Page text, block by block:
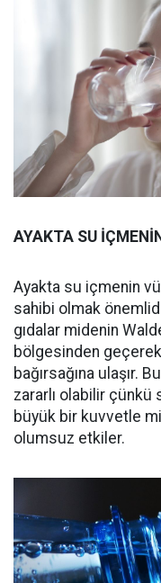
AYAKTA SU
Ayakta su içmenin
sahibi olmak
gıdalar midenin
bölgesinden
bağırsağına ulaşır.
zararlı olabilir çünkü
büyük bir kuvvetle
olumsuz etkiler.